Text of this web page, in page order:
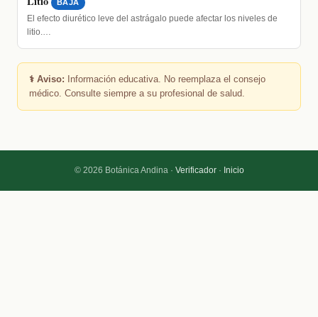
BAJA
El efecto diurético leve del astrágalo puede afectar los niveles de
litio.…
⚕️ Aviso: Información educativa. No reemplaza el consejo
médico. Consulte siempre a su profesional de salud.
© 2026 Botánica Andina · Verificador· Inicio